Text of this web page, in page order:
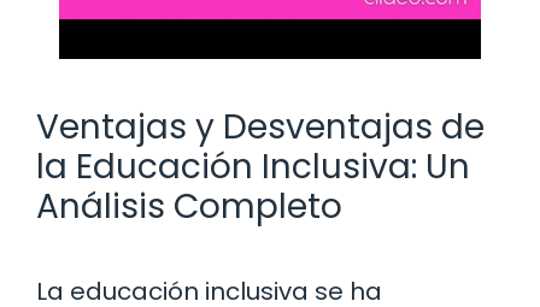
Ventajas y Desventajas de
la Educación Inclusiva: Un
Análisis Completo
La educación inclusiva se ha